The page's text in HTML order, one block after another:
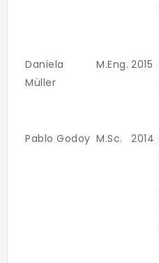
Daniela
Müller
M.Eng. 2015
Pablo Godoy M.Sc. 2014